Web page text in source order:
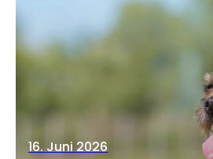
16. Juni 2026